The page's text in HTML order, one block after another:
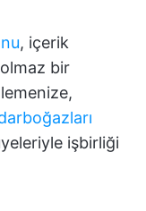
, içerik
olmaz bir
işbirliği